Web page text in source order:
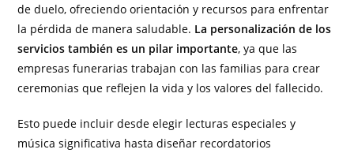
de duelo, ofreciendo orientación y recursos para enfrentar
la pérdida de manera saludable. La personalización de los
servicios también es un pilar importante, ya que las
empresas funerarias trabajan con las familias para crear
ceremonias que reflejen la vida y los valores del fallecido.
Esto puede incluir desde elegir lecturas especiales y
música significativa hasta diseñar recordatorios